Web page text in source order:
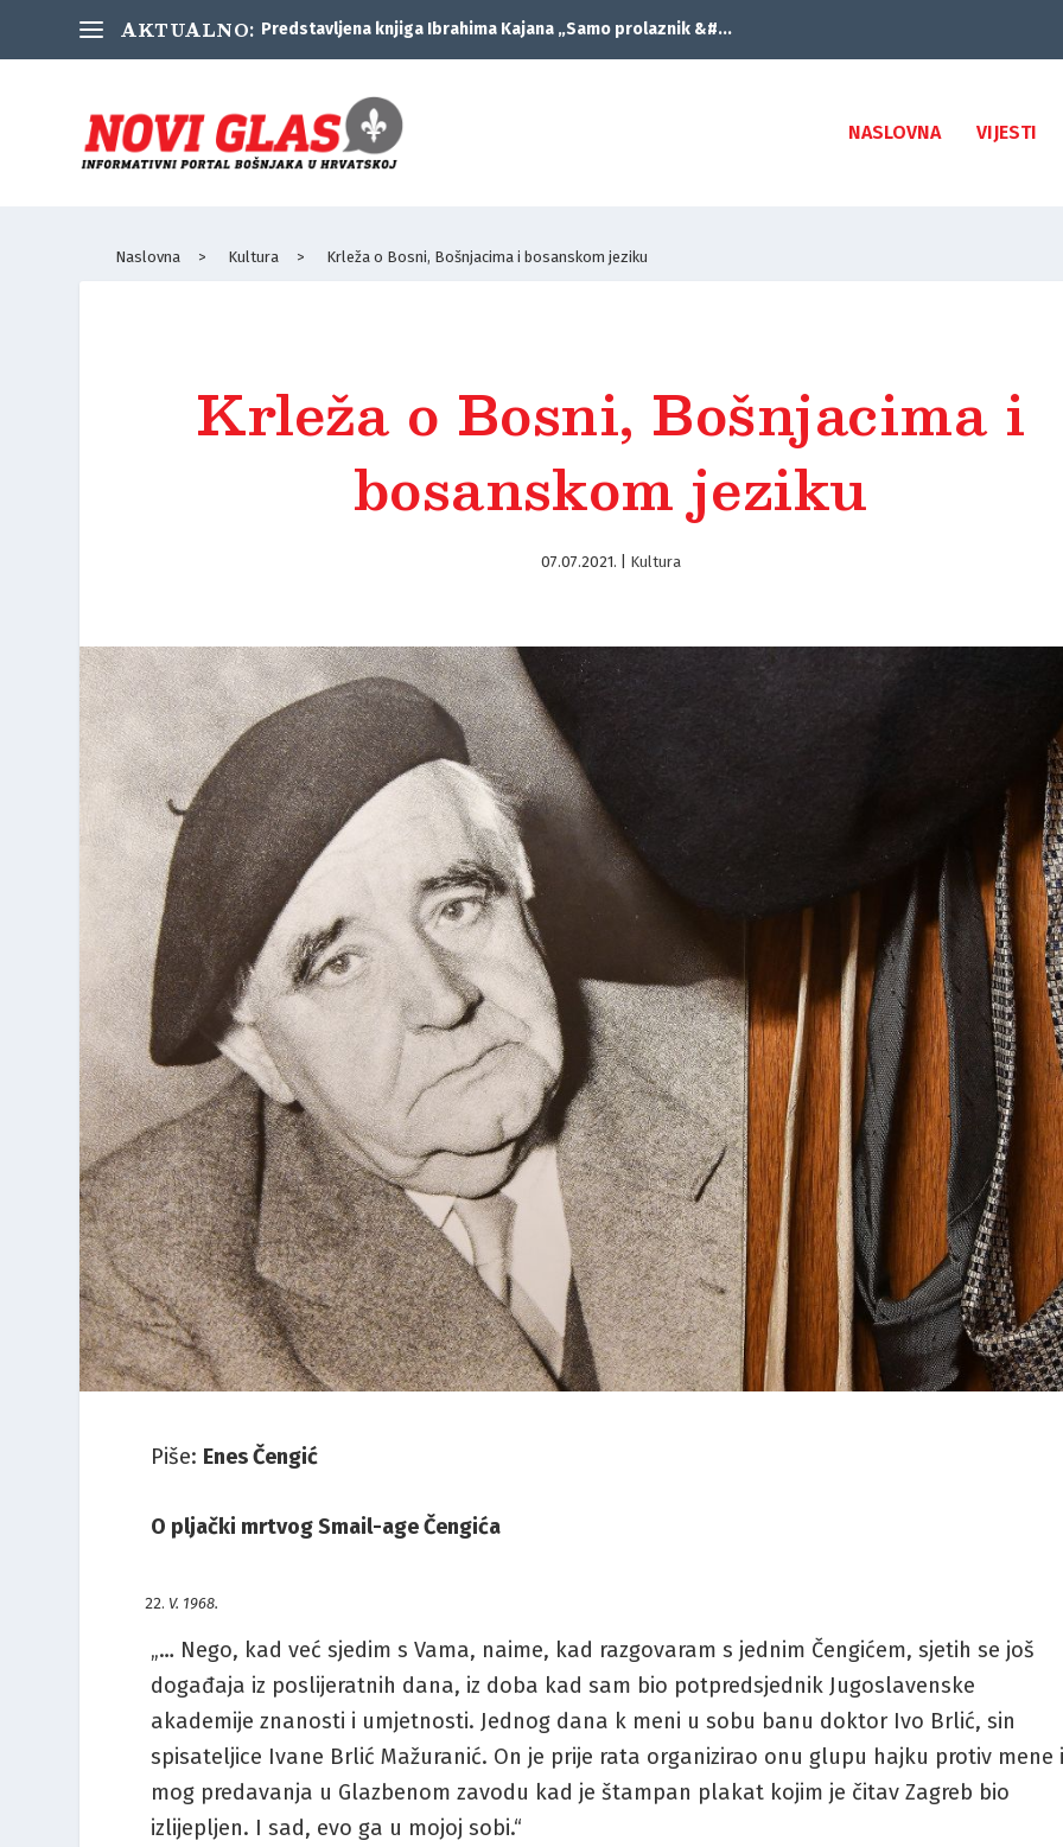
AKTUALNO: Predstavljena knjiga Ibrahima Kajana „Samo prolaznik &#...
NASLOVNA VIJESTI
Naslovna > Kultura > Krleža o Bosni, Bošnjacima i bosanskom jeziku
Krleža o Bosni, Bošnjacima i
bosanskom jeziku
07.07.2021. Kultura
Piše: Enes Čengić
O pljački mrtvog Smail-age Čengića
V. 1968.
„… Nego, kad već sjedim s Vama, naime, kad razgovaram s jednim Čengićem, sjetih se još
događaja iz poslijeratnih dana, iz doba kad sam bio potpredsjednik Jugoslavenske
akademije znanosti i umjetnosti. Jednog dana k meni u sobu banu doktor Ivo Brlić, sin
spisateljice Ivane Brlić Mažuranić. On je prije rata organizirao onu glupu hajku protiv mene
mog predavanja u Glazbenom zavodu kad je štampan plakat kojim je čitav Zagreb bio
izlijepljen. I sad, evo ga u mojoj sobi.“